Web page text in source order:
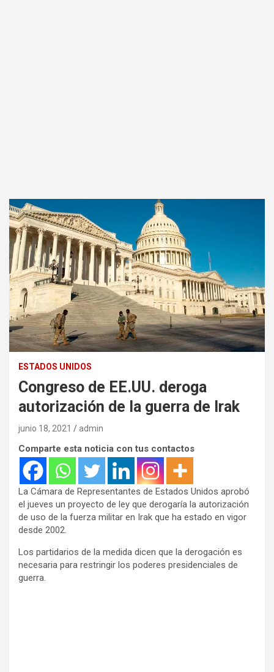
ESTADOS UNIDOS
Congreso de EE.UU. deroga
autorización de la guerra de Irak
junio 18, 2021 admin
Comparte esta noticia con tus contactos
La Cámara de Representantes de Estados Unidos aprobó
el jueves un proyecto de ley que derogaría la autorización
de uso de la fuerza militar en Irak que ha estado en vigor
desde 2002.
Los partidarios de la medida dicen que la derogación es
necesaria para restringir los poderes presidenciales de
guerra.